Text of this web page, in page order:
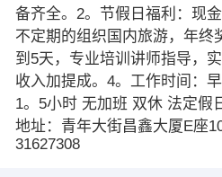
备齐全。2。节假日福利：现
不定期的组织国内旅游，年终
到5天，专业培训讲师指导，
收入加提成。4。工作时间：
1。5小时 无加班 双休 法定假
地址：青年大街昌鑫大厦E座
31627308